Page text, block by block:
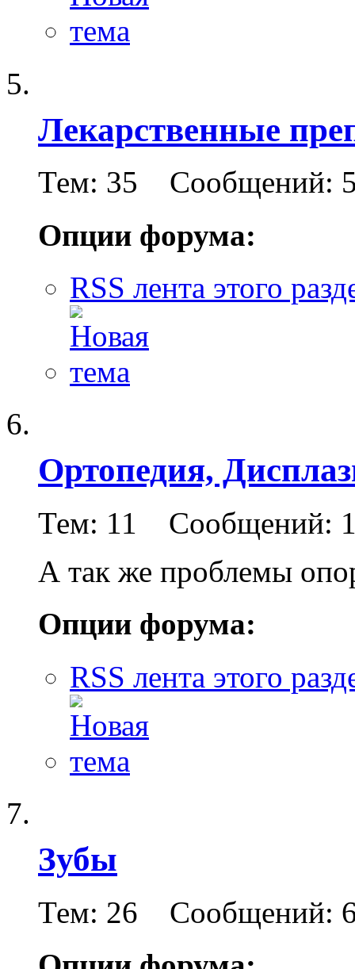
Лекарственные
Тем: 35 Сообщений:
Опции форума:
RSS лента этого
Ортопедия,
Тем: 11 Сообщений:
А так же проблемы
Опции форума:
RSS лента этого
Зубы
Тем: 26 Сообщений: